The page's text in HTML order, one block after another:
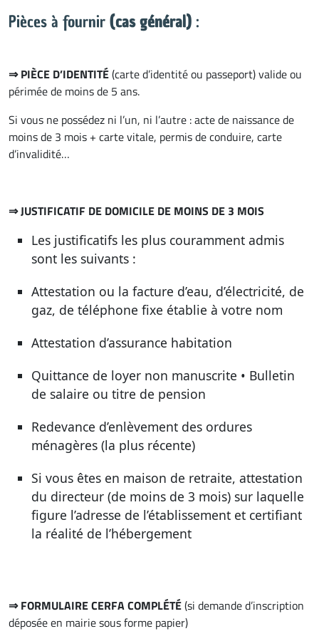
Pièces à fournir (cas général) :
⇒ PIÈCE D’IDENTITÉ(carte d’identité ou passeport) valide ou
périmée de moins de 5 ans.
Si vous ne possédez ni l’un, ni l’autre : acte de naissance de
moins de 3 mois + carte vitale, permis de conduire, carte
d’invalidité…
⇒ JUSTIFICATIF DE DOMICILE DE MOINS DE 3 MOIS
Les justificatifs les plus couramment admis
sont les suivants :
Attestation ou la facture d’eau, d’électricité, de
gaz, de téléphone fixe établie à votre nom
Attestation d’assurance habitation
Quittance de loyer non manuscrite • Bulletin
de salaire ou titre de pension
Redevance d’enlèvement des ordures
ménagères (la plus récente)
Si vous êtes en maison de retraite, attestation
du directeur (de moins de 3 mois) sur laquelle
figure l’adresse de l’établissement et certifiant
la réalité de l’hébergement
⇒ FORMULAIRE CERFA COMPLÉTÉ(si demande d’inscription
déposée en mairie sous forme papier)